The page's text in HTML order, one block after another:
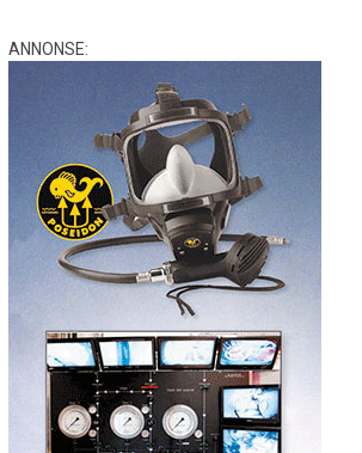
ANNONSE: